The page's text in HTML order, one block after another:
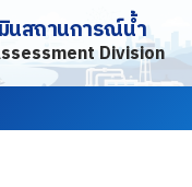
มินสถานการณ์น้ำ
Division